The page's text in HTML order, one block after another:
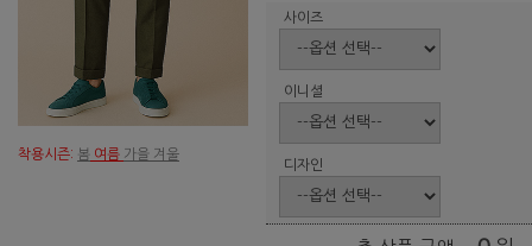
착용시즌: 봄 여름 가을 겨울
사이즈
이니셜
디자인